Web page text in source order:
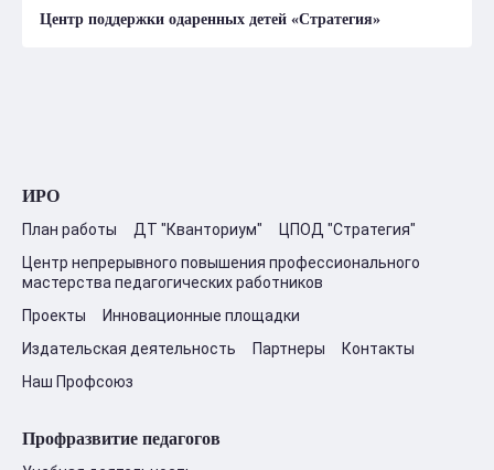
Центр поддержки одаренных детей «Стратегия»
ИРО
План работы ДТ "Кванториум"
ЦПОД "Стратегия"
Центр непрерывного повышения профессионального
мастерства педагогических работников
Проекты
Инновационные площадки
Издательская деятельность
Партнеры
Контакты
Наш Профсоюз
Профразвитие педагогов